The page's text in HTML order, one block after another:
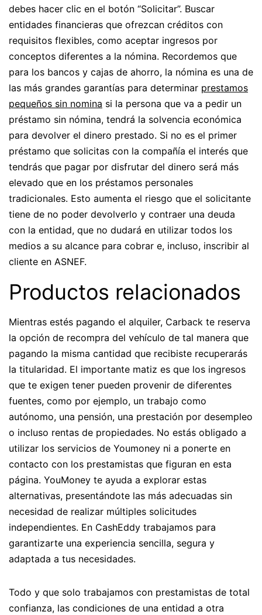
debes hacer clic en el botón “Solicitar”. Buscar
entidades financieras que ofrezcan créditos con
requisitos flexibles, como aceptar ingresos por
conceptos diferentes a la nómina. Recordemos que
para los bancos y cajas de ahorro, la nómina es una de
las más grandes garantías para determinar prestamos
pequeños sin nomina si la persona que va a pedir un
préstamo sin nómina, tendrá la solvencia económica
para devolver el dinero prestado. Si no es el primer
préstamo que solicitas con la compañía el interés que
tendrás que pagar por disfrutar del dinero será más
elevado que en los préstamos personales
tradicionales. Esto aumenta el riesgo que el solicitante
tiene de no poder devolverlo y contraer una deuda
con la entidad, que no dudará en utilizar todos los
medios a su alcance para cobrar e, incluso, inscribir al
cliente en ASNEF.
Productos relacionados
Mientras estés pagando el alquiler, Carback te reserva
la opción de recompra del vehículo de tal manera que
pagando la misma cantidad que recibiste recuperarás
la titularidad. El importante matiz es que los ingresos
que te exigen tener pueden provenir de diferentes
fuentes, como por ejemplo, un trabajo como
autónomo, una pensión, una prestación por desempleo
o incluso rentas de propiedades. No estás obligado a
utilizar los servicios de Youmoney ni a ponerte en
contacto con los prestamistas que figuran en esta
página. YouMoney te ayuda a explorar estas
alternativas, presentándote las más adecuadas sin
necesidad de realizar múltiples solicitudes
independientes. En CashEddy trabajamos para
garantizarte una experiencia sencilla, segura y
adaptada a tus necesidades.
Todo y que solo trabajamos con prestamistas de total
confianza, las condiciones de una entidad a otra